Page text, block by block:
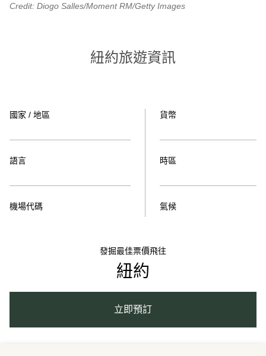
Credit: Diogo Salles/Moment RM/Getty Images
紐約旅遊資訊
國家 / 地區
語言
機場代碼
貨幣
時區
氣候
發掘最佳票價飛往
紐約
立即預訂